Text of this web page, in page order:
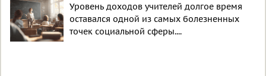
Уровень доходов учителей долгое время
оставался одной из самых болезненных
точек социальной сферы....